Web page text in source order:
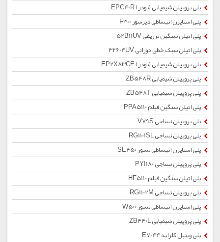
پلی پروپیلن شیمیایی (پودر) EPC40R
پلی استایرن انبساطی دیرسوز F300
پلی اتیلن سنگین تزریقی 52B11UV
پلی اتیلن سبک خطی دورانی 32604UV
پلی پروپیلن شیمیایی (پودر) EP2X83CE
پلی پروپیلن شیمیایی ZB548R
پلی پروپیلن شیمیایی ZB548T
پلی اتیلن سنگین فیلم PPA5110
پلی پروپیلن نساجی V79S
پلی پروپیلن نساجی RG1101SL
پلی استایرن انبساطی نسوز SE450
پلی پروپیلن نساجی PYI180
پلی اتیلن سنگین فیلم HF5110
پلی پروپیلن نساجی RG1102M
پلی استایرن انبساطی نسوز W500
پلی پروپیلن شیمیایی ZB440L
پلی وینیل کلراید E7044